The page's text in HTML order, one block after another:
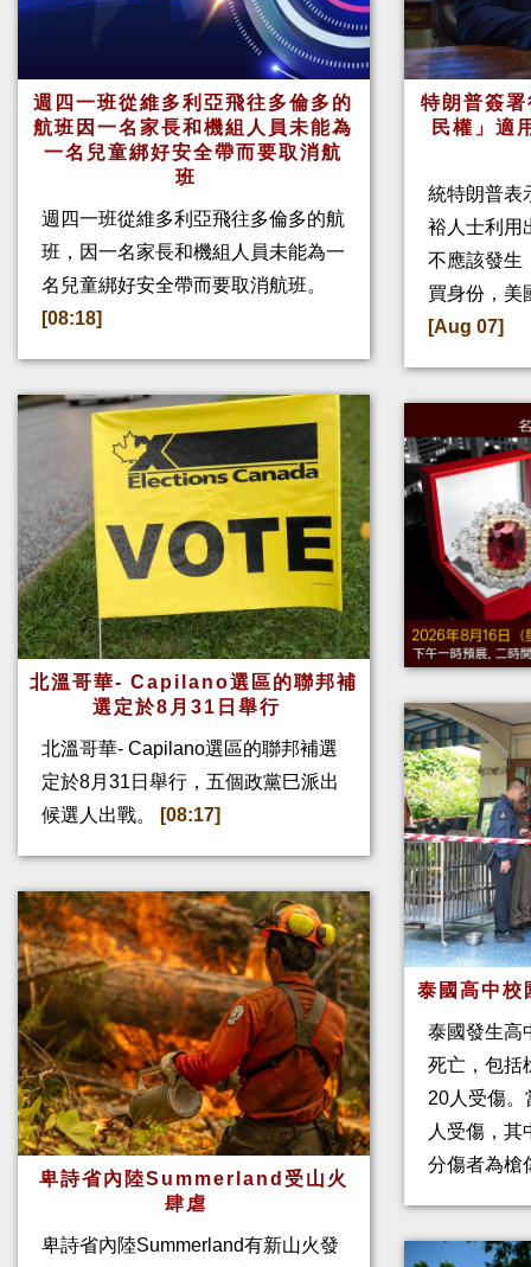
週四一班從維多利亞飛往多倫多的
航班因一名家長和機組人員未能為
一名兒童綁好安全帶而要取消航
班
週四一班從維多利亞飛往多倫多的航
班，因一名家長和機組人員未能為一
名兒童綁好安全帶而要取消航班。
[08:18]
北溫哥華- Capilano選區的聯邦補
選定於8月31日舉行
北溫哥華- Capilano選區的聯邦補選
定於8月31日舉行，五個政黨巳派出
候選人出戰。
[08:17]
卑詩省內陸Summerland受山火
肆虐
卑詩省內陸Summerland有新山火發
特朗普簽
民權」適
統特朗普表
裕人士利用
不應該發生
買身份，美
[Aug 07]
泰國高中
泰國發生高
死亡，包括
20人受傷
人受傷，其
分傷者為槍